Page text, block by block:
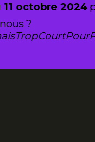
11 octobre 2024
?